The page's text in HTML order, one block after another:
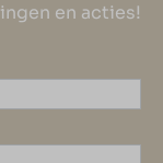
en acties!